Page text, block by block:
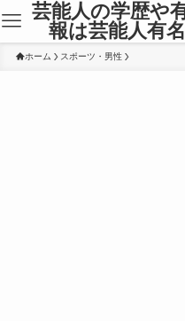
芸能人の学歴や
報は芸能人有
ホーム スポーツ・男性